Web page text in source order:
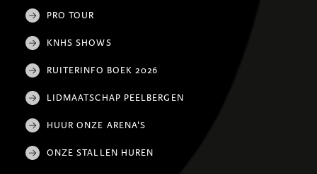
PRO TOUR
KNHS SHOWS
RUITERINFO BOEK 2026
LIDMAATSCHAP PEELBERGEN
HUUR ONZE ARENA'S
ONZE STALLEN HUREN